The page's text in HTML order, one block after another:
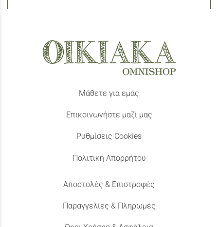
Μάθετε για εμάς
Επικοινωνήστε μαζί μας
Ρυθμίσεις Cookies
Πολιτική Απορρήτου
Αποστολές & Επιστροφές
Παραγγελίες & Πληρωμές